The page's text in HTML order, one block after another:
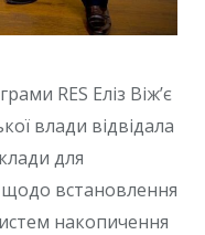
RES Еліз Віж’є
влади відвідала
для
щодо встановлення
накопичення